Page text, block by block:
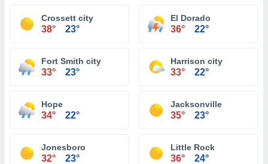
Crossett city
38° 23°
El Dorado
36° 22°
Fort Smith city
33° 23°
Harrison city
33° 22°
Hope
34° 22°
Jacksonville
35° 23°
Jonesboro
32° 23°
Little Rock
36° 24°